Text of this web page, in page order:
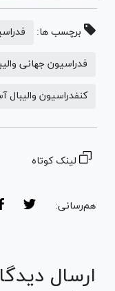
برچسب ها:
فدراسیون جهانی
کنفدراسیون والیبال
لینک کوتاه
هم‌رسانی:
ارسال